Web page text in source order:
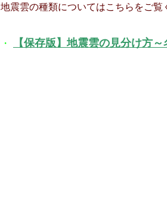
地震雲の種類についてはこちらをご覧
・ 【保存版】地震雲の見分け方